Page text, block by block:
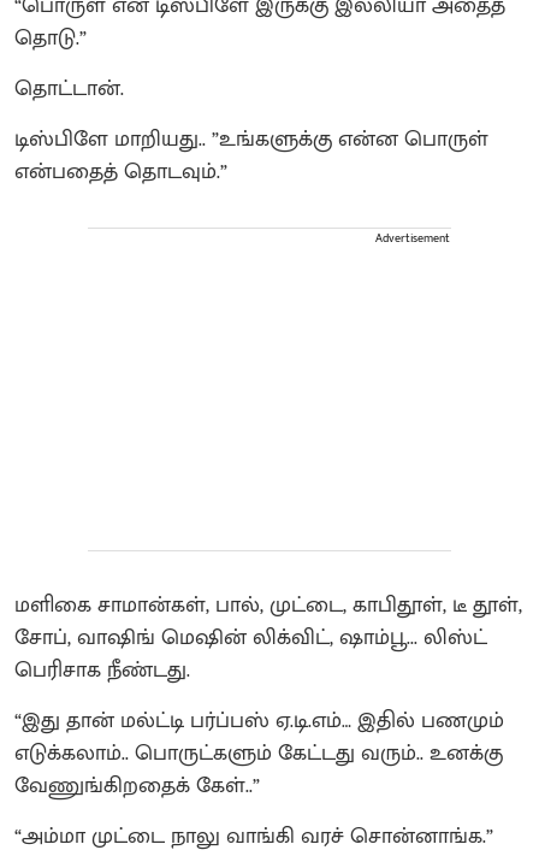
தொடு.”
தொட்டான்.
டிஸ்பிளே மாறியது.. ”உங்களுக்கு என்ன பொருள்
என்பதைத் தொடவும்.”
Advertisement
மளிகை சாமான்கள், பால், முட்டை, காபிதூள், டீ தூள்,
சோப், வாஷிங் மெஷின் லிக்விட், ஷாம்பூ... லிஸ்ட்
பெரிசாக நீண்டது.
“இது தான் மல்ட்டி பர்ப்பஸ் ஏ.டி.எம்… இதில் பணமும்
எடுக்கலாம்.. பொருட்களும் கேட்டது வரும்.. உனக்கு
வேணுங்கிறதைக் கேள்..”
“அம்மா முட்டை நாலு வாங்கி வரச் சொன்னாங்க.”